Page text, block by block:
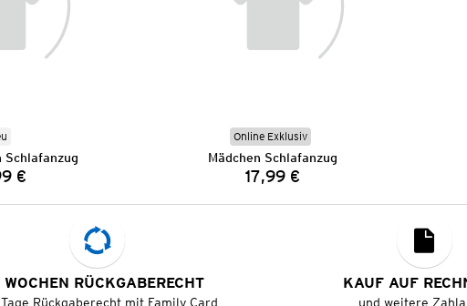
€
Online Exklusiv
Mädchen Schlafanzug
Preis:
17,99 €
RÜCKGABERECHT
Rückgaberecht mit Family Card
KAUF AUF
und weitere